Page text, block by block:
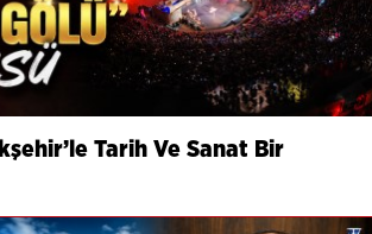
Tarih Ve Sanat Bir